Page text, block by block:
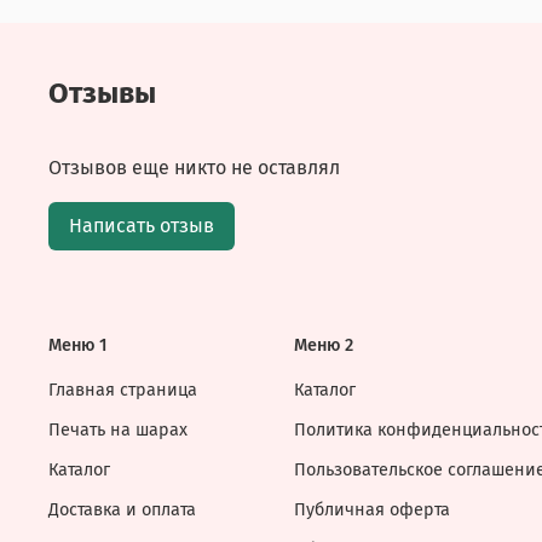
Отзывы
Отзывов еще никто не оставлял
Написать отзыв
Меню 1
Главная страница
Печать на шарах
Каталог
Доставка и оплата
Меню 2
Каталог
Политика
Пользовательское
Публичная оферта